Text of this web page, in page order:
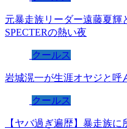
元暴走族リーダー遠藤夏
SPECTERの熱い夜
クールス
岩城滉一が生涯オヤジと呼
クールス
【ヤバ過ぎ遍歴】暴走族